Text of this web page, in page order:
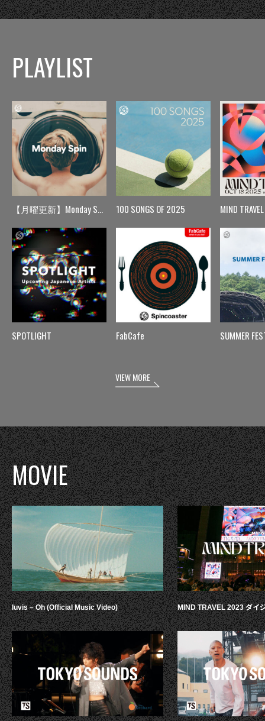
PLAYLIST
【月曜更新】Monday Spin
SPOTLIGHT
100 SONGS OF 2025
FabCafe
MIND TRAVEL
SUMMER
VIEW MORE
MOVIE
luvis – Oh (Official Music Video) MIND TRAVEL 2023 ダイ